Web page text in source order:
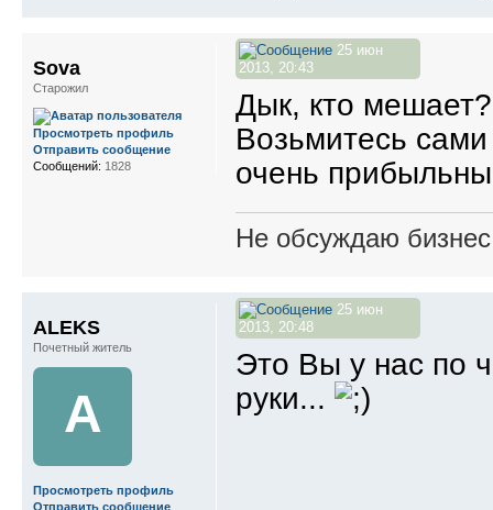
25 июн
2013, 20:43
Дык, кто мешает?
Возьмитесь сами
очень
Не обсуждаю
Sova
Старожил
Просмотреть профиль
Отправить сообщение
Сообщений: 1828
25 июн
2013, 20:48
Это Вы у нас по
руки...
ALEKS
Почетный житель
A
Просмотреть профиль
Отправить сообщение